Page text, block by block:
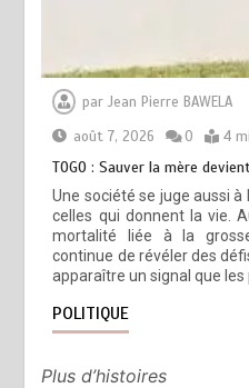
parJean Pierre BAWELA
août 7, 2026
0 4
TOGO : Sauver la mère
Une société se juge aussi
celles qui donnent la vie.
mortalité liée à la
continue de révéler des
apparaître un signal que les
POLITIQUE
Plus d’histoires